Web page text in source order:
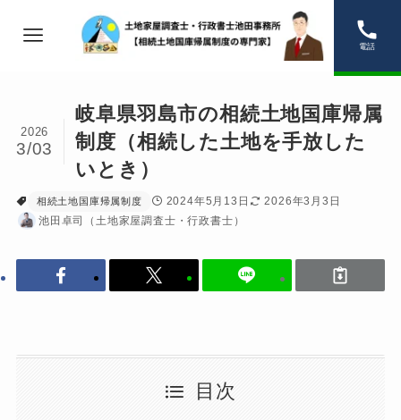
電話
岐阜県羽島市の相続土地国庫帰属
制度（相続した土地を手放した
いとき）
2026
3/03
相続土地国庫帰属制度 2024年5月13日
2026年3月3日
池田卓司（土地家屋調査士・行政書士）
目次